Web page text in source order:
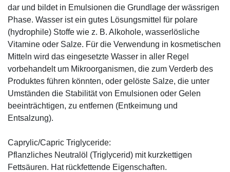
dar und bildet in Emulsionen die Grundlage der wässrigen
Phase. Wasser ist ein gutes Lösungsmittel für polare
(hydrophile) Stoffe wie z. B. Alkohole, wasserlösliche
Vitamine oder Salze. Für die Verwendung in kosmetischen
Mitteln wird das eingesetzte Wasser in aller Regel
vorbehandelt um Mikroorganismen, die zum Verderb des
Produktes führen könnten, oder gelöste Salze, die unter
Umständen die Stabilität von Emulsionen oder Gelen
beeinträchtigen, zu entfernen (Entkeimung und
Entsalzung).
Caprylic/Capric Triglyceride:
Pflanzliches Neutralöl (Triglycerid) mit kurzkettigen
Fettsäuren. Hat rückfettende Eigenschaften.